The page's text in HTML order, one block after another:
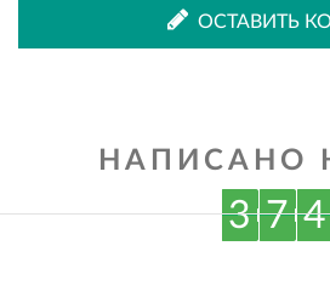
ОСТАВИТЬ
НАПИСАНО
3 7 4